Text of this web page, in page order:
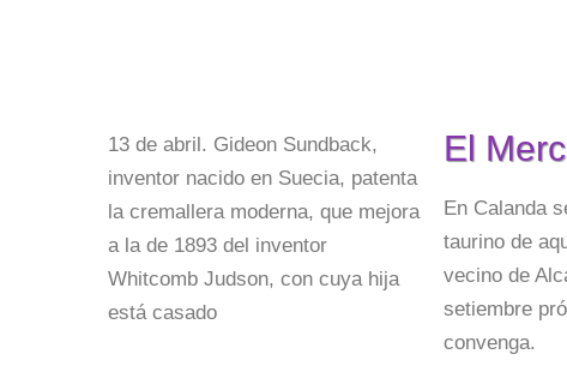
13 de abril. Gideon Sundback,
inventor nacido en Suecia, patenta
la cremallera moderna, que mejora
a la de 1893 del inventor
Whitcomb Judson, con cuya hija
está casado
El
En Calanda
taurino de
vecino de
setiembre
convenga.